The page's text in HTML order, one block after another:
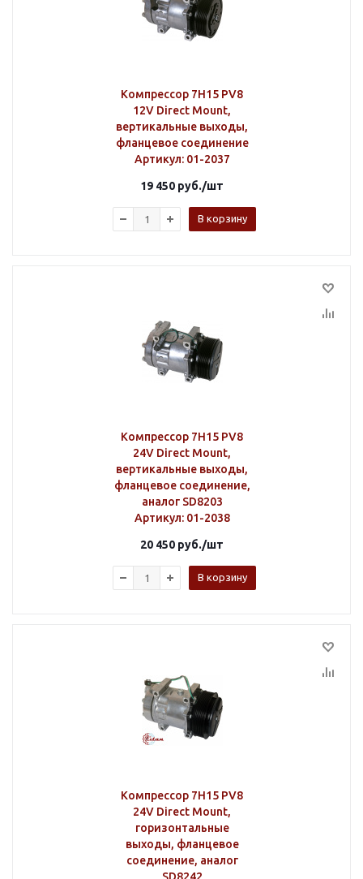
Компрессор 7H15 PV8
12V Direct Mount,
вертикальные выходы,
фланцевое соединение
Артикул: 01-2037
19 450 руб./шт
В корзину
Компрессор 7H15 PV8
24V Direct Mount,
вертикальные выходы,
фланцевое соединение,
аналог SD8203
Артикул: 01-2038
20 450 руб./шт
В корзину
Компрессор 7H15 PV8
24V Direct Mount,
горизонтальные
выходы, фланцевое
соединение, аналог